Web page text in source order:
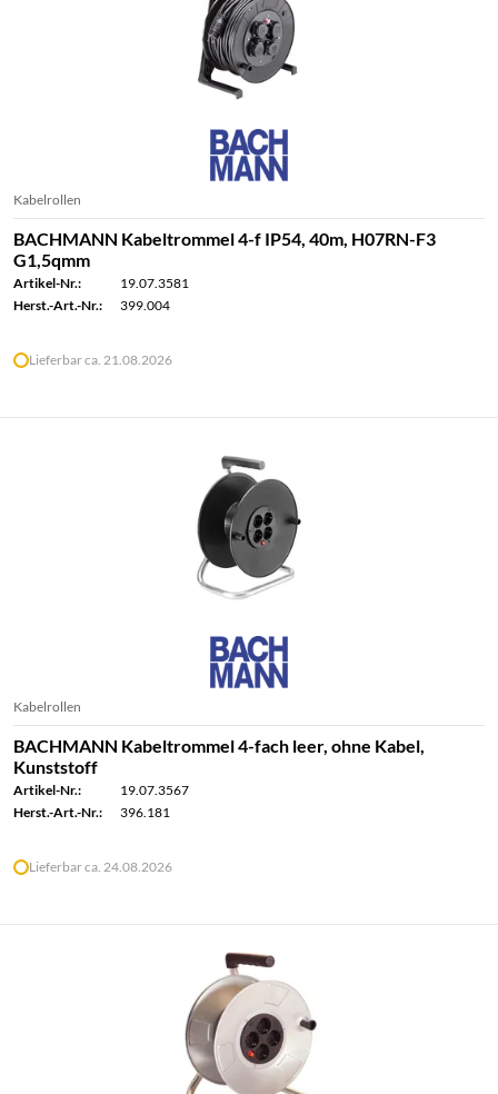
Kabelrollen
BACHMANN Kabeltrommel 4-f IP54, 40m, H07RN-F3
G1,5qmm
Artikel-Nr.:
19.07.3581
Herst.-Art.-Nr.:
399.004
Lieferbar ca. 21.08.2026
Kabelrollen
BACHMANN Kabeltrommel 4-fach leer, ohne Kabel,
Kunststoff
Artikel-Nr.:
19.07.3567
Herst.-Art.-Nr.:
396.181
Lieferbar ca. 24.08.2026